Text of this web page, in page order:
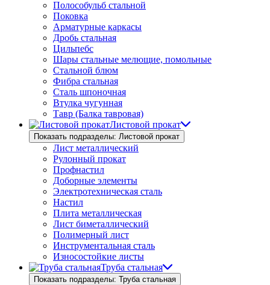
Полособульб стальной
Поковка
Арматурные каркасы
Дробь стальная
Цильпебс
Шары стальные мелющие, помольные
Стальной блюм
Фибра стальная
Сталь шпоночная
Втулка чугунная
Тавр (Балка тавровая)
Листовой прокат
Показать подразделы: Листовой прокат
Лист металлический
Рулонный прокат
Профнастил
Доборные элементы
Электротехническая сталь
Настил
Плита металлическая
Лист биметаллический
Полимерный лист
Инструментальная сталь
Износостойкие листы
Труба стальная
Показать подразделы: Труба стальная